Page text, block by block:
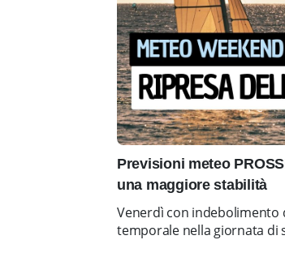
Previsioni meteo
una maggiore stabilità
Venerdì con indebolimento
temporale nella giornata di